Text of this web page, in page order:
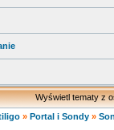
Wyświetl tematy z
» Portal i Sondy »